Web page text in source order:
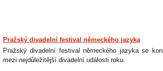
Pražský divadelní festival německého jazyka
Pražský divadelní festival německého jazyka se
mezi nejdůležitější divadelní události roku.